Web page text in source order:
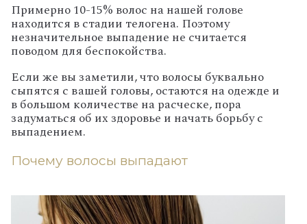
Примерно 10-15% волос на нашей голове
находится в стадии телогена. Поэтому
незначительное выпадение не считается
поводом для беспокойства.
Если же вы заметили, что волосы буквально
сыпятся с вашей головы, остаются на одежде и
в большом количестве на расческе, пора
задуматься об их здоровье и начать борьбу с
выпадением.
Почему волосы выпадают